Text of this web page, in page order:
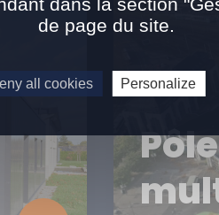
de page du site.
all cookies Personalize